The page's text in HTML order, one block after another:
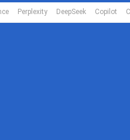
Copilot
DeepSeek
Perplexity